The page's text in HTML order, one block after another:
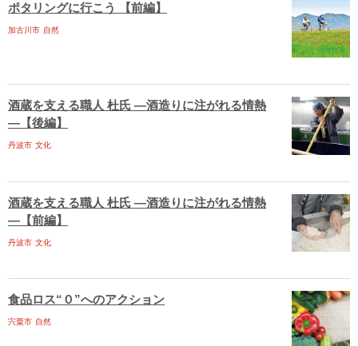
ポタリングに行こう 【前編】
加古川市 自然
酒蔵を支える職人 杜氏 ―酒造りに注がれる情熱
―【後編】
丹波市 文化
酒蔵を支える職人 杜氏 ―酒造りに注がれる情熱
―【前編】
丹波市 文化
食品ロス“０”へのアクション
宍粟市 自然